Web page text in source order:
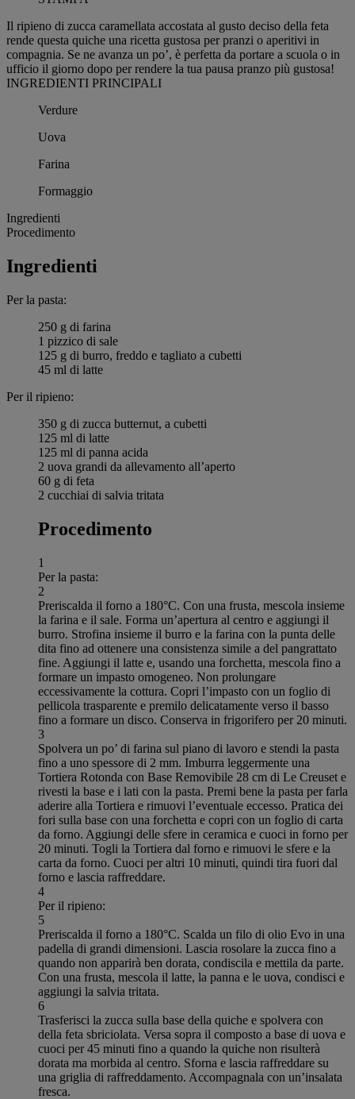
Il ripieno di zucca caramellata accostata al gusto deciso della feta
rende questa quiche una ricetta gustosa per pranzi o aperitivi in
compagnia. Se ne avanza un po’, è perfetta da portare a scuola o in
ufficio il giorno dopo per rendere la tua pausa pranzo più gustosa!
INGREDIENTI PRINCIPALI
Verdure
Uova
Farina
Formaggio
Ingredienti
Procedimento
Ingredienti
Per la pasta:
250 g di farina
1 pizzico di sale
125 g di burro, freddo e tagliato a cubetti
45 ml di latte
Per il ripieno:
350 g di zucca butternut, a cubetti
125 ml di latte
125 ml di panna acida
2 uova grandi da allevamento all’aperto
60 g di feta
2 cucchiai di salvia tritata
Procedimento
1
Per la pasta:
2
Preriscalda il forno a 180°C. Con una frusta, mescola insieme
la farina e il sale. Forma un’apertura al centro e aggiungi il
burro. Strofina insieme il burro e la farina con la punta delle
dita fino ad ottenere una consistenza simile a del pangrattato
fine. Aggiungi il latte e, usando una forchetta, mescola fino a
formare un impasto omogeneo. Non prolungare
eccessivamente la cottura. Copri l’impasto con un foglio di
pellicola trasparente e premilo delicatamente verso il basso
fino a formare un disco. Conserva in frigorifero per 20 minuti.
3
Spolvera un po’ di farina sul piano di lavoro e stendi la pasta
fino a uno spessore di 2 mm. Imburra leggermente una
Tortiera Rotonda con Base Removibile 28 cm di Le Creuset e
rivesti la base e i lati con la pasta. Premi bene la pasta per farla
aderire alla Tortiera e rimuovi l’eventuale eccesso. Pratica dei
fori sulla base con una forchetta e copri con un foglio di carta
da forno. Aggiungi delle sfere in ceramica e cuoci in forno per
20 minuti. Togli la Tortiera dal forno e rimuovi le sfere e la
carta da forno. Cuoci per altri 10 minuti, quindi tira fuori dal
forno e lascia raffreddare.
4
Per il ripieno:
5
Preriscalda il forno a 180°C. Scalda un filo di olio Evo in una
padella di grandi dimensioni. Lascia rosolare la zucca fino a
quando non apparirà ben dorata, condiscila e mettila da parte.
Con una frusta, mescola il latte, la panna e le uova, condisci e
aggiungi la salvia tritata.
6
Trasferisci la zucca sulla base della quiche e spolvera con
della feta sbriciolata. Versa sopra il composto a base di uova e
cuoci per 45 minuti fino a quando la quiche non risulterà
dorata ma morbida al centro. Sforna e lascia raffreddare su
una griglia di raffreddamento. Accompagnala con un’insalata
fresca.